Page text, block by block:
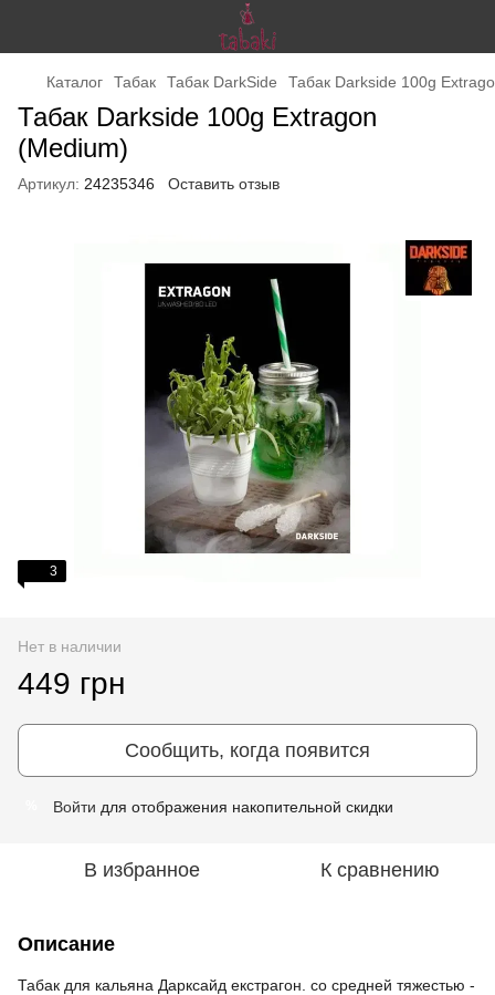
Каталог Табак Табак DarkSide Табак Darkside 100g
Табак Darkside 100g Extragon
(Medium)
Артикул: 24235346 Оставить отзыв
3
Нет в наличии
449 грн
Сообщить, когда появится
Войти для отображения накопительной скидки
В избранное К сравнению
Описание
Табак для кальяна Дарксайд екстрагон. со средней тяжестью -